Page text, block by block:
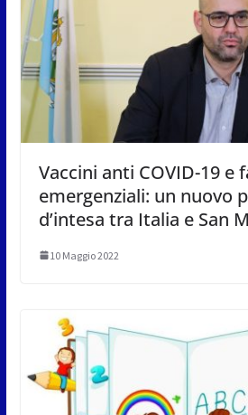
Vaccini anti COVID-19 e
emergenziali: un nuovo
d’intesa tra Italia e San
10 Maggio 2022